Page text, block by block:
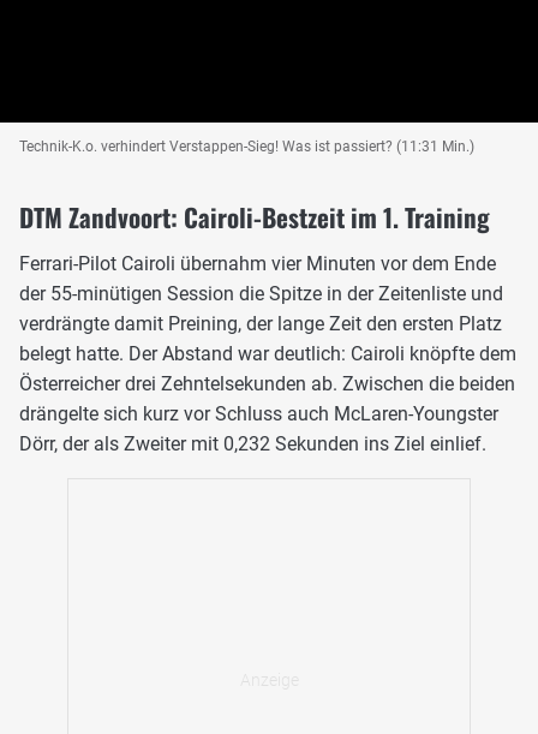
Technik-K.o. verhindert Verstappen-Sieg! Was ist passiert? (11:31 Min.)
DTM Zandvoort: Cairoli-Bestzeit im 1. Training
Ferrari-Pilot Cairoli übernahm vier Minuten vor dem Ende
der 55-minütigen Session die Spitze in der Zeitenliste und
verdrängte damit Preining, der lange Zeit den ersten Platz
belegt hatte. Der Abstand war deutlich: Cairoli knöpfte dem
Österreicher drei Zehntelsekunden ab. Zwischen die beiden
drängelte sich kurz vor Schluss auch McLaren-Youngster
Dörr, der als Zweiter mit 0,232 Sekunden ins Ziel einlief.